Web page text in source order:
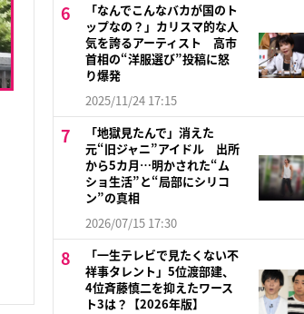
「なんでこんなバカが国のト
ップなの？」カリスマ的な人
気を誇るアーティスト 高市
首相の“洋服選び”投稿に怒
り爆発
2025/11/24 17:15
「地獄見たんで」消えた
元“旧ジャニ”アイドル 出所
から5カ月…明かされた“ム
ショ生活”と“局部にシリコ
ン”の真相
2026/07/15 17:30
「一生テレビで見たくない不
祥事タレント」5位渡部建、
4位斉藤慎二を抑えたワース
ト3は？【2026年版】